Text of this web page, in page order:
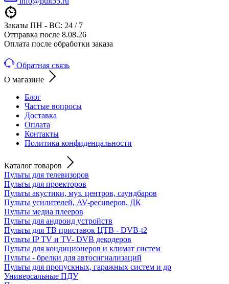
Заказы ПН - ВС: 24 / 7
Отправка после 8.08.26
Оплата после обработки заказа
Обратная связь
О магазине
Блог
Частые вопросы
Доставка
Оплата
Контакты
Политика конфиденцальности
Каталог товаров
Пульты для телевизоров
Пульты для проекторов
Пульты акустики, муз. центров, саундбаров
Пульты усилителей, AV-ресиверов, ДК
Пульты медиа плееров
Пульты для андроид устройств
Пульты для ТВ приставок ЦТВ - DVB-t2
Пульты IP TV и TV- DVB декодеров
Пульты для кондиционеров и климат систем
Пульты - брелки для автосигнализаций
Пульты для пропускных, гаражных систем и др
Универсальные ПДУ